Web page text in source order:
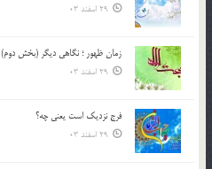
29 اسفند 03
زمان ظهور ؛ نگاهی دیگر (بخش دوم)
29 اسفند 03
فرج نزدیک است یعنی چه؟
29 اسفند 03